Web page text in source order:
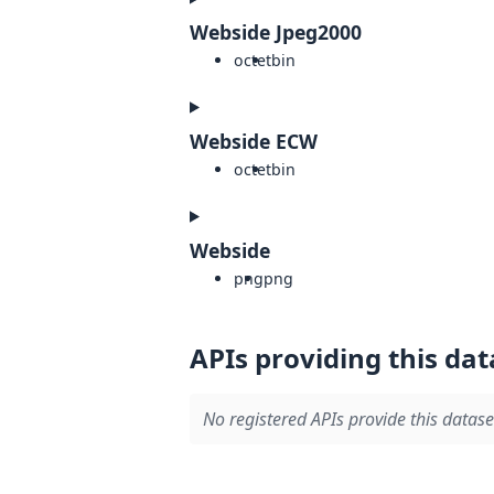
Webside Jpeg2000
octetbin
Webside ECW
octetbin
Webside
pngpng
APIs providing this
No registered APIs provide this